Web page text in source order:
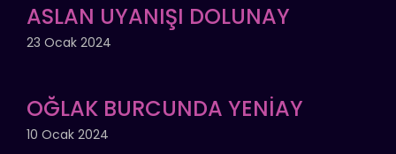
ASLAN UYANIŞI DOLUNAY
23 Ocak 2024
OĞLAK BURCUNDA YENİAY
10 Ocak 2024